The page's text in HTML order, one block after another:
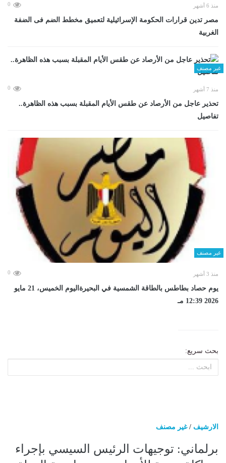
منذ 6 أشهر 0
مصر تدين قرارات الحكومة الإسرائيلية لتعميق مخطط الضم فى الضفة
الغربية
غير مصنف
منذ 7 أشهر 0
تحذير عاجل من الأرصاد عن طقس الأيام المقبلة بسبب هذه الظاهرة..
تفاصيل
غير مصنف
منذ 3 أشهر 0
يوم حصاد بطاطس بالطاقة الشمسية في البحيرةاليوم الخميس، 21 مايو
2026 12:39 مـ
بحث سريع:
الارشيف /غير مصنف
برلماني: توجيهات الرئيس السيسي بإجراء